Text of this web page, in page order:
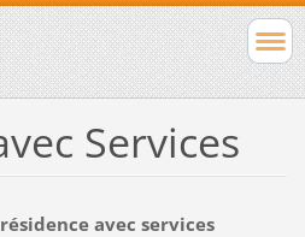
Services
résidence avec services